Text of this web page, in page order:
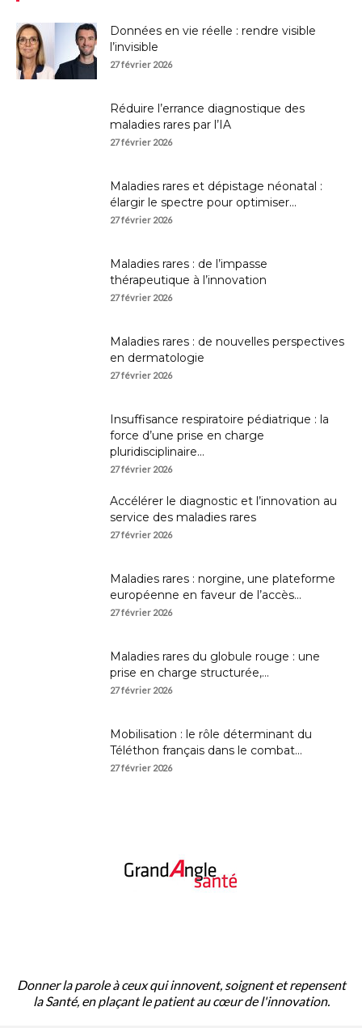
Données en vie réelle : rendre visible
l’invisible
27 février 2026
Réduire l’errance diagnostique des
maladies rares par l’IA
27 février 2026
Maladies rares et dépistage néonatal :
élargir le spectre pour optimiser...
27 février 2026
Maladies rares : de l’impasse
thérapeutique à l’innovation
27 février 2026
Maladies rares : de nouvelles perspectives
en dermatologie
27 février 2026
Insuffisance respiratoire pédiatrique : la
force d’une prise en charge
pluridisciplinaire...
27 février 2026
Accélérer le diagnostic et l’innovation au
service des maladies rares
27 février 2026
Maladies rares : norgine, une plateforme
européenne en faveur de l’accès...
27 février 2026
Maladies rares du globule rouge : une
prise en charge structurée,...
27 février 2026
Mobilisation : le rôle déterminant du
Téléthon français dans le combat...
27 février 2026
Donner la parole à ceux qui innovent, soignent et repensent
la Santé, en plaçant le patient au cœur de l'innovation.